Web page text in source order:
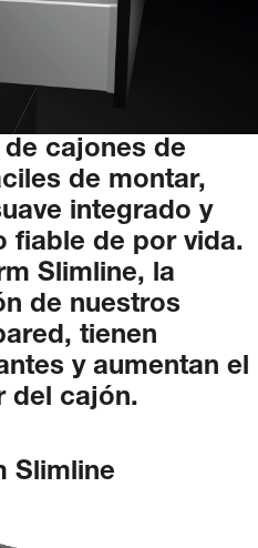
de cajones de
de montar,
integrado y
fiable de por vida.
Slimline, la
de nuestros
tienen
y aumentan el
del cajón.
Slimline